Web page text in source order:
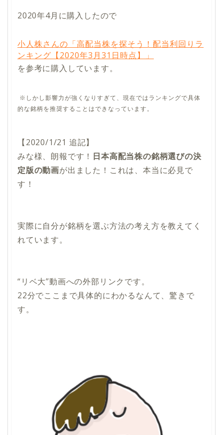
2020年4月に購入したので
小人株さんの「高配当株を探そう！配当利回りラ
ンキング【2020年3月31日時点】」
を参考に購入しています。
※しかし影響力が強くなりすぎて、現在ではランキングで具体
的な銘柄を推奨することはできなっています。
【2020/1/21 追記】
みな様、朗報です！ 日本高配当株の銘柄選びの決
定版の動画が出ました！これは、本当に必見で
す！
実際に自分が銘柄を選ぶ方法の考え方を教えてく
れています。
“リベ大”動画への外部リンクです。
22分でここまで具体的にわかるなんて、驚きで
す。